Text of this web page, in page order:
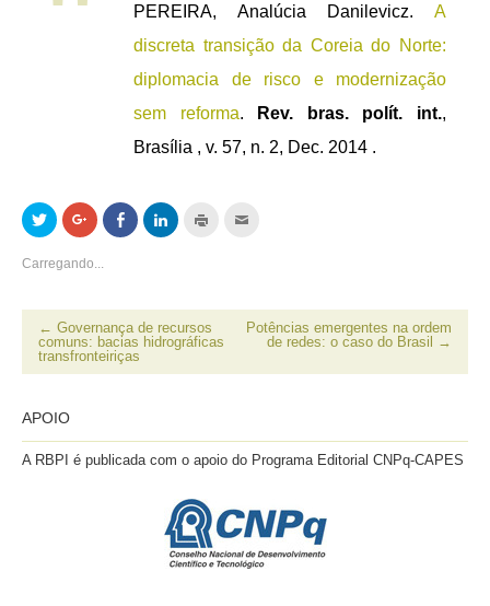
PEREIRA, Analúcia Danilevicz. A
discreta transição da Coreia do Norte:
diplomacia de risco e modernização
sem reforma. Rev. bras. polít. int.,
Brasília , v. 57, n. 2, Dec. 2014 .
Clique
para
compartilhar
no
Twitter(abre
janela)
Compartilhe
no
Google+
(abre
em
Compartilhar
no
Facebook(abre
Clique
para
janela)
Clique
para
amigo(abre
em
nova
janela)
Carregando...
← Governança de recursos
comuns: bacias hidrográficas
transfronteiriças
Potências emergentes na ordem
de redes: o caso do Brasil
→
APOIO
A RBPI é publicada com o apoio do Programa Editorial CNPq-CAPES